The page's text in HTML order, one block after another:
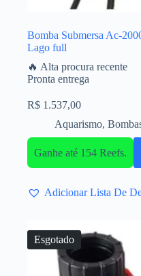
Bomba Submersa Ac-
Lago full
🔥 Alta procura recente
Pronta entrega
R$ 1.537,00
Aquarismo,
Ganhe até 154 Reefs.
Adicionar Lista De
Esgotado